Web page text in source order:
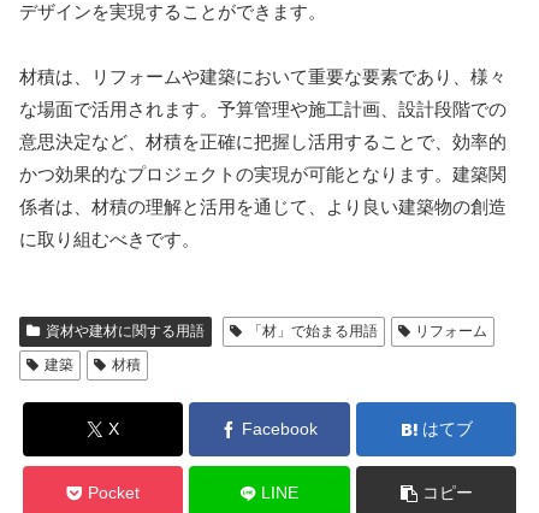
デザインを実現することができます。
材積は、リフォームや建築において重要な要素であり、様々
な場面で活用されます。予算管理や施工計画、設計段階での
意思決定など、材積を正確に把握し活用することで、効率的
かつ効果的なプロジェクトの実現が可能となります。建築関
係者は、材積の理解と活用を通じて、より良い建築物の創造
に取り組むべきです。
資材や建材に関する用語 「材」で始まる用語
リフォーム
建築
材積
X Facebook はてブ
Pocket LINE コピー